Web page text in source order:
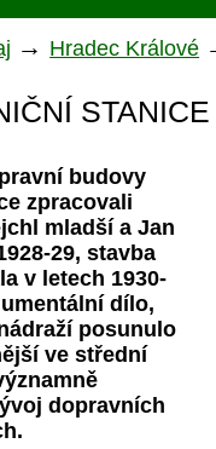
→ Hradec Králové
STANICE
budovy
zpracovali
mladší a Jan
29, stavba
v letech 1930-
dílo,
posunulo
ve střední
dopravních